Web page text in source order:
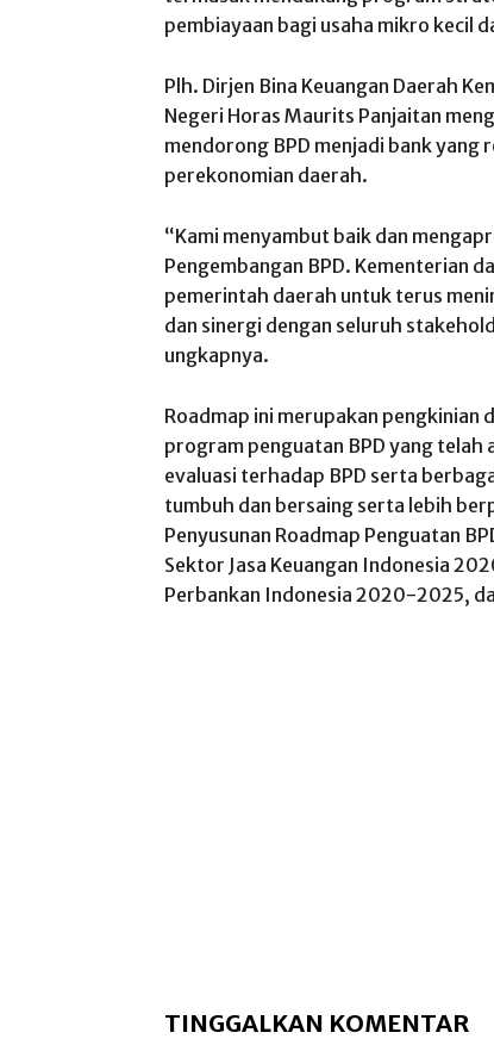
pembiayaan bagi usaha mikro kecil
Plh. Dirjen Bina Keuangan Daerah
Negeri Horas Maurits Panjaitan
mendorong BPD menjadi bank
perekonomian daerah.
“Kami menyambut baik dan
Pengembangan BPD. Kementerian
pemerintah daerah untuk terus
dan sinergi dengan seluruh
ungkapnya.
Roadmap ini merupakan
program penguatan BPD yang telah
evaluasi terhadap BPD serta
tumbuh dan bersaing serta lebih
Penyusunan Roadmap Penguatan
Sektor Jasa Keuangan Indonesia
Perbankan Indonesia 2020-2025,
TINGGALKAN KOMENTAR